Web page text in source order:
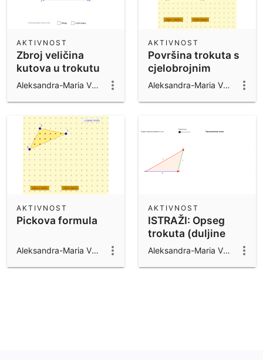
Zbroj veličina
kutova u trokutu
AKTIVNOST
Aleksandra-Maria Vuković
Površina trokuta s
cjelobrojnim
koordinatama
AKTIVNOST
Aleksandra-Maria Vuković
Pickova formula
AKTIVNOST
Aleksandra-Maria Vuković
ISTRAŽI: Opseg
trokuta (duljine
stranica prirodni
AKTIVNOST
Aleksandra-Maria Vuković